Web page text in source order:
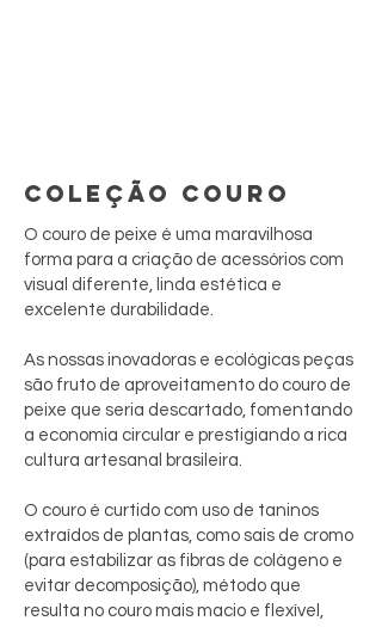
COLEÇÃO COURO
O couro de peixe é uma maravilhosa
forma para a criação de acessórios com
visual diferente, linda estética e
excelente durabilidade.
As nossas inovadoras e ecológicas peças
são fruto de aproveitamento do couro de
peixe que seria descartado, fomentando
a economia circular e prestigiando a rica
cultura artesanal brasileira.
O couro é curtido com uso de taninos
extraídos de plantas, como sais de cromo
(para estabilizar as fibras de colágeno e
evitar decomposição), método que
resulta no couro mais macio e flexível,